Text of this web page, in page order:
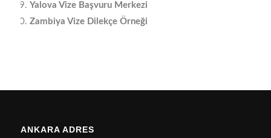
Yalova Vize Başvuru Merkezi
Zambiya Vize Dilekçe Örneği
ANKARA ADRES